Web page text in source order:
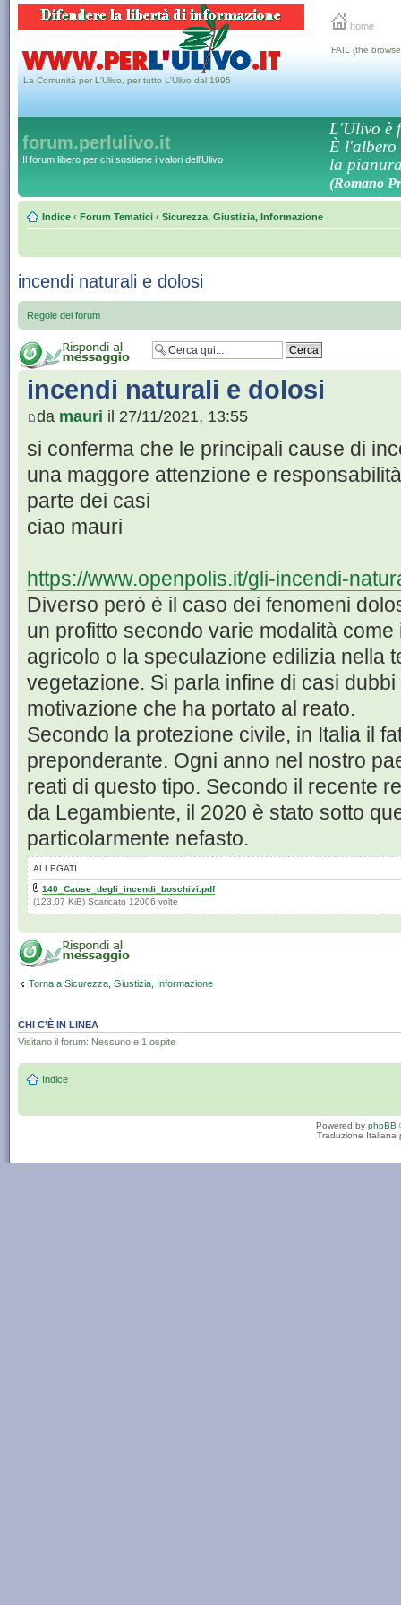
home
La Comunità per L'Ulivo, per tutto L'Ulivo dal 1995
FAIL (the
forum.perlulivo.it
Il forum libero per chi sostiene i valori dell'Ulivo
L'Ulivo è
È l'albero
la
(Romano
Indice ‹ Forum Tematici ‹ Sicurezza, Giustizia, Informazione
incendi naturali e dolosi
Regole del forum
incendi naturali e dolosi
da mauri il 27/11/2021, 13:55
si conferma che le principali cause di
una maggore attenzione e
parte dei casi
ciao mauri
https://www.openpolis.it/gli-incendi-
Diverso però è il caso dei fenomeni
un profitto secondo varie modalità
agricolo o la speculazione edilizia nella
vegetazione. Si parla infine di casi
motivazione che ha portato al reato.
Secondo la protezione civile, in Italia il
preponderante. Ogni anno nel nostro
reati di questo tipo. Secondo il recente
da Legambiente, il 2020 è stato sotto
particolarmente nefasto.
ALLEGATI
140_Cause_degli_incendi_boschivi.pdf
(123.07 KiB) Scaricato 12006 volte
Torna a Sicurezza, Giustizia, Informazione
CHI C’È IN LINEA
Visitano il forum: Nessuno e 1 ospite
Indice
Powered by phpBB
Traduzione Italiana